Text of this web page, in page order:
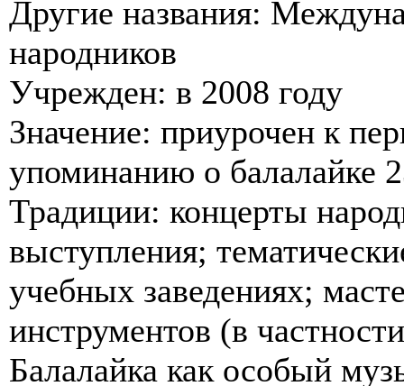
Другие названия:
народников
Учрежден: в 2008 году
Значение: приурочен к
упоминанию о балалайке
Традиции: концерты
выступления;
учебных заведениях;
инструментов (в
Балалайка как особый